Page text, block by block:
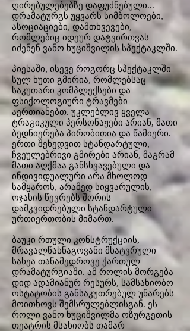
ღირებულებებზე დაფუძნებული...
დრამატურგს უყვარს სიმბოლოები,
ასოციაციები, დამთხვევები,
რომლებიც იდეურ დატვირთვას
იძენენ ვანო ხუციშვილის სპექტაკლში.
პიესაში, ისევე როგორც სპექტაკლში
სულ ხუთი გმირია, რომლებსაც
საკუთარი კომპლექსები და
ფსიქოლოგიური ტრავმები
აერთიანებთ. უკლებლივ ყველა
ტრაგიკული პერსონაჟები არიან, მათი
ბედნიერება პირობითია და წამიერი.
ერთი შეხედვით სტანდარტული,
ჩვეულებრივი გმირები არიან, მაგრამ
მათი აღქმაა განსხვავებული და
ინდივიდუალური არა მხოლოდ
სამყაროს, არამედ სიყვარულის,
ოჯახის წევრებს შორის
დამკვიდრებული სტანდარტული
ურთიერთობის მიმართ.
ბაუკი რთული კონსტრუქციის,
მრავალწახნაგოვანი მხატვრული
სახეა თანამედროვე ქართულ
დრამატურგიაში. ამ როლის მორგება
დიდ ადამიანურ რესურს, სამსახიობო
ოსტატობის განსაკუთრებულ უნარებს
მოითხოვს შემსრულებლისგან. ეს
როლი ვანო ხუციშვილმა ოზურგეთის
თეატრის მსახიობს თამარ